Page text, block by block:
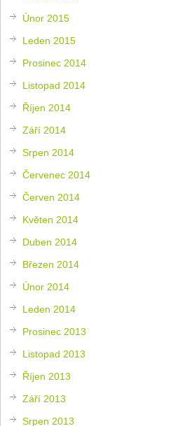
Únor 2015
Leden 2015
Prosinec 2014
Listopad 2014
Říjen 2014
Září 2014
Srpen 2014
Červenec 2014
Červen 2014
Květen 2014
Duben 2014
Březen 2014
Únor 2014
Leden 2014
Prosinec 2013
Listopad 2013
Říjen 2013
Září 2013
Srpen 2013